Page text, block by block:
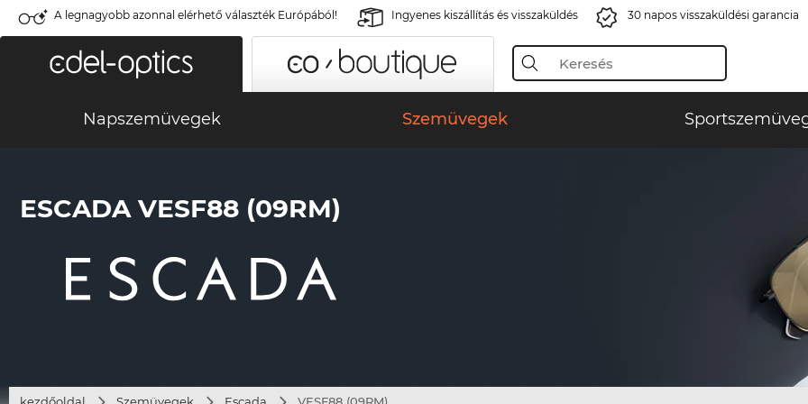
A legnagyobb azonnal elérhető választék Európából! Ingyenes kiszállítás és visszaküldés 30 napos visszaküldési garancia
Napszemüvegek Szemüvegek
ESCADA VESF88 (09RM)